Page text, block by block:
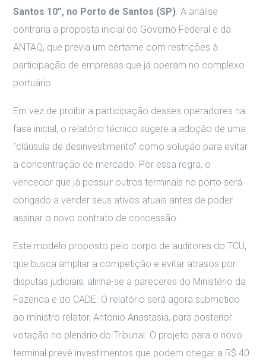
Santos 10”, no Porto de Santos (SP) .A análise
contraria a proposta inicial do Governo Federal e da
ANTAQ, que previa um certame com restrições à
participação de empresas que já operam no complexo
portuário
Em vez de proibir a participação desses operadores na
fase inicial, o relatório técnico sugere a adoção de uma
“cláusula de desinvestimento” como solução para evitar
a concentração de mercado Por essa regra, o
vencedor que já possuir outros terminais no porto será
obrigado a vender seus ativos atuais antes de poder
assinar o novo contrato de concessão
Este modelo proposto pelo corpo de auditores do TCU,
que busca ampliar a competição e evitar atrasos por
disputas judiciais, alinha-se a pareceres do Ministério da
Fazenda e do CADE O relatório será agora submetido
ao ministro relator, Antonio Anastasia, para posterior
votação no plenário do Tribunal O projeto para o novo
terminal prevê investimentos que podem chegar a R$ 40